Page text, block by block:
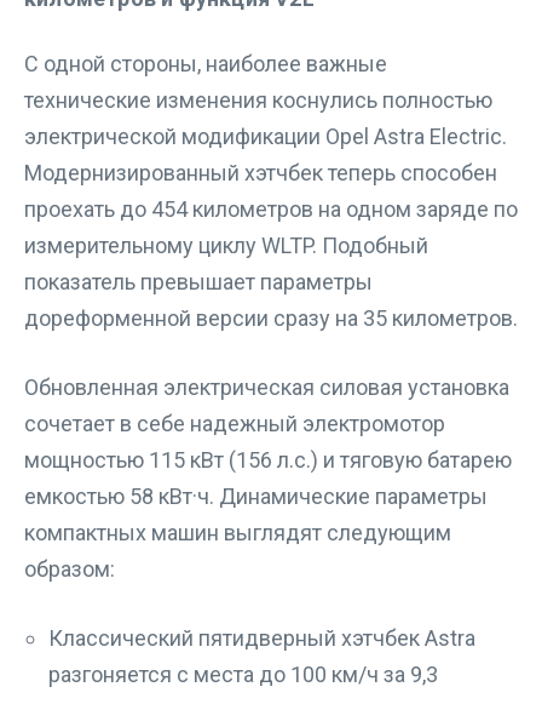
С одной стороны, наиболее важные
технические изменения коснулись полностью
электрической модификации Opel Astra Electric.
Модернизированный хэтчбек теперь способен
проехать до 454 километров на одном заряде по
измерительному циклу WLTP. Подобный
показатель превышает параметры
дореформенной версии сразу на 35 километров.
Обновленная электрическая силовая установка
сочетает в себе надежный электромотор
мощностью 115 кВт (156 л.с.) и тяговую батарею
емкостью 58 кВт·ч. Динамические параметры
компактных машин выглядят следующим
образом:
Классический пятидверный хэтчбек Astra
разгоняется с места до 100 км/ч за 9,3